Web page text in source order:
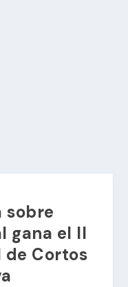
sobre
gana el II
de Cortos